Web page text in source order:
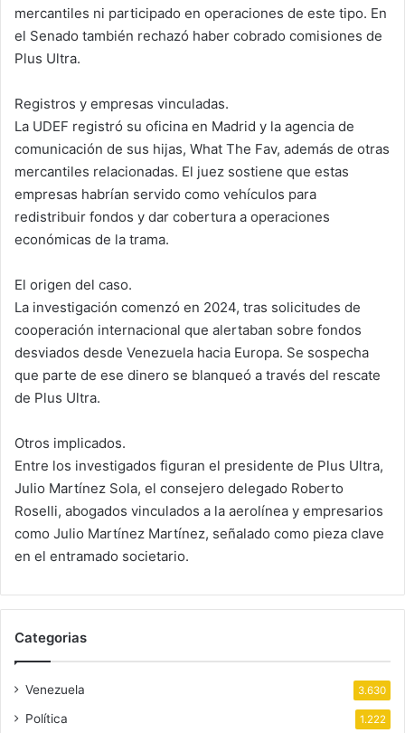
mercantiles ni participado en operaciones de este tipo. En
el Senado también rechazó haber cobrado comisiones de
Plus Ultra.
Registros y empresas vinculadas.
La UDEF registró su oficina en Madrid y la agencia de
comunicación de sus hijas, What The Fav, además de otras
mercantiles relacionadas. El juez sostiene que estas
empresas habrían servido como vehículos para
redistribuir fondos y dar cobertura a operaciones
económicas de la trama.
El origen del caso.
La investigación comenzó en 2024, tras solicitudes de
cooperación internacional que alertaban sobre fondos
desviados desde Venezuela hacia Europa. Se sospecha
que parte de ese dinero se blanqueó a través del rescate
de Plus Ultra.
Otros implicados.
Entre los investigados figuran el presidente de Plus Ultra,
Julio Martínez Sola, el consejero delegado Roberto
Roselli, abogados vinculados a la aerolínea y empresarios
como Julio Martínez Martínez, señalado como pieza clave
en el entramado societario.
Categorias
Venezuela 3.630
Política 1.222